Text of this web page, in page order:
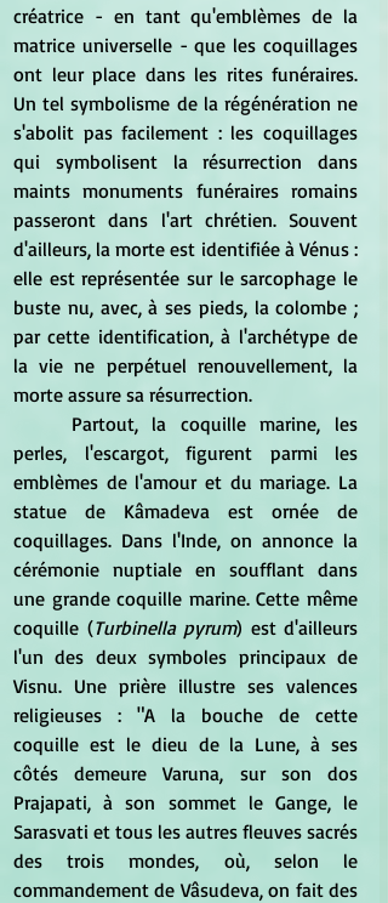
créatrice - en tant qu'emblèmes de la
matrice universelle - que les coquillages
ont leur place dans les rites funéraires.
Un tel symbolisme de la régénération ne
s'abolit pas facilement : les coquillages
qui symbolisent la résurrection dans
maints monuments funéraires romains
passeront dans l'art chrétien. Souvent
d'ailleurs, la morte est identifiée à Vénus :
elle est représentée sur le sarcophage le
buste nu, avec, à ses pieds, la colombe ;
par cette identification, à l'archétype de
la vie ne perpétuel renouvellement, la
morte assure sa résurrection.
perles, l'escargot, figurent parmi les
emblèmes de l'amour et du mariage. La
statue de Kâmadeva est ornée de
coquillages. Dans l'Inde, on annonce la
cérémonie nuptiale en soufflant dans
une grande coquille marine. Cette même
coquille (Turbinella pyrum) est d'ailleurs
l'un des deux symboles principaux de
Visnu. Une prière illustre ses valences
religieuses : "A la bouche de cette
coquille est le dieu de la Lune, à ses
côtés demeure Varuna, sur son dos
Prajapati, à son sommet le Gange, le
Sarasvati et tous les autres fleuves sacrés
des trois mondes, où, selon le
commandement de Vâsudeva, on fait des